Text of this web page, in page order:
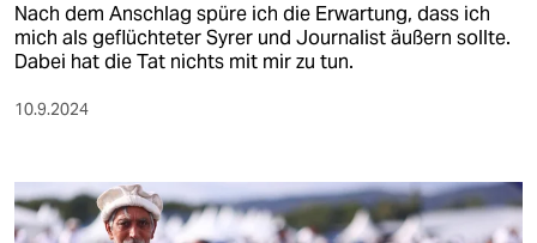
Nach dem Anschlag spüre ich die Erwartung, dass ich
mich als geflüchteter Syrer und Journalist äußern sollte.
Dabei hat die Tat nichts mit mir zu tun.
10.9.2024